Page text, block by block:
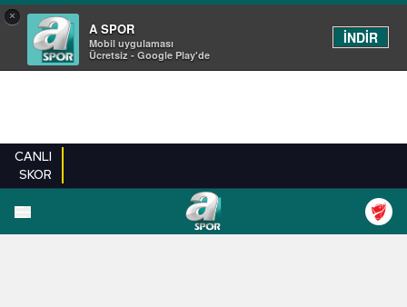
×
A SPOR
Mobil uygulaması
Ücretsiz - Google Play'de
İNDİR
CANLI
SKOR